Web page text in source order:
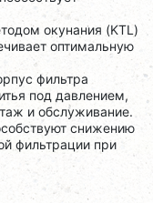
окунания (KTL)
оптимальную
фильтра
под давлением,
и обслуживание.
снижению
фильтрации при